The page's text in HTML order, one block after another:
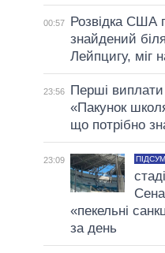
00:57
Розвідка США
знайдений
Лейпцигу, міг
23:56
Перші
«Пакунок
що потрібно
23:09
«пекельні
за день